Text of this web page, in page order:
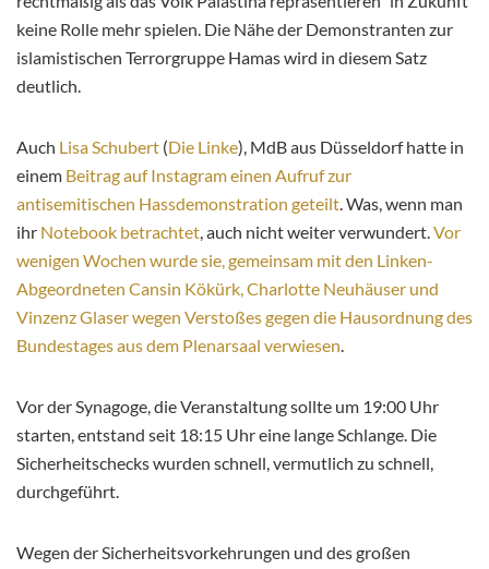
keine Rolle mehr spielen. Die Nähe der Demonstranten zur
islamistischen Terrorgruppe Hamas wird in diesem Satz
deutlich.
Auch Lisa Schubert (Die Linke), MdB aus Düsseldorf hatte in
einem Beitrag auf Instagram einen Aufruf zur
antisemitischen Hassdemonstration geteilt. Was, wenn man
ihr Notebook betrachtet, auch nicht weiter verwundert.Vor
wenigen Wochen wurde sie, gemeinsam mit den Linken-
Abgeordneten Cansin Kökürk, Charlotte Neuhäuser und
Vinzenz Glaser wegen Verstoßes gegen die Hausordnung des
Bundestages aus dem Plenarsaal verwiesen.
Vor der Synagoge, die Veranstaltung sollte um 19:00 Uhr
starten, entstand seit 18:15 Uhr eine lange Schlange. Die
Sicherheitschecks wurden schnell, vermutlich zu schnell,
durchgeführt.
Wegen der Sicherheitsvorkehrungen und des großen